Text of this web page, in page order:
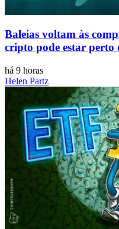
Baleias voltam às
cripto pode estar perto
há 9 horas
Helen Partz